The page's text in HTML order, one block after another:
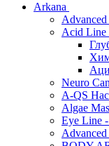
Arkana
Acid Line
Neuro
A-QS
Algae
Eye Line